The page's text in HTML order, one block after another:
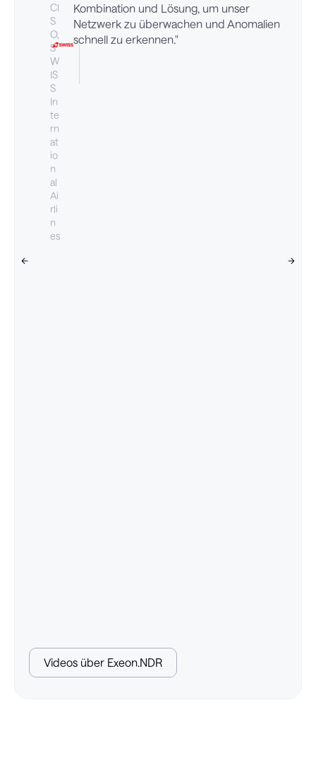
CI
S
O,
S
W
IS
S
In
te
rn
at
io
n
al
Ai
rli
n
es
Kombination und Lösung, um unser
Netzwerk zu überwachen und Anomalien
schnell zu erkennen."
Videos über Exeon.NDR